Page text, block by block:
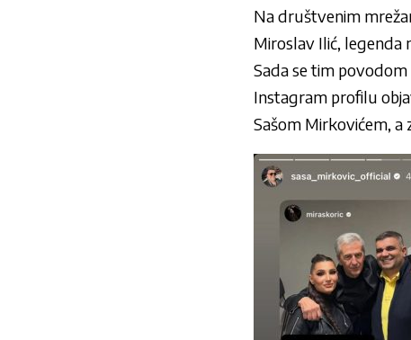
Na društvenim
Miroslav Ilić, legenda
Sada se tim
Instagram profilu
Sašom Mirkovićem, a